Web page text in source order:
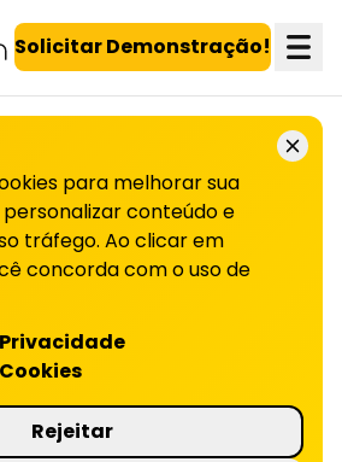
Solicitar Demonstração!
BLOG
passo para
SUCESSO | LIHAI
e aumentar o impacto dos
no artigo!
para melhorar sua
conteúdo e
tráfego. Ao clicar em
concorda com o uso de
Rejeitar